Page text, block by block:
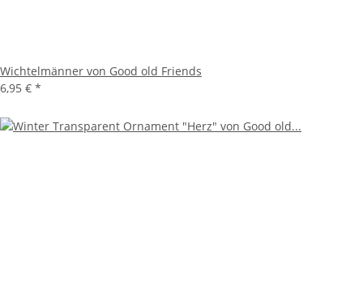
Wichtelmänner von Good old Friends
6,95 € *